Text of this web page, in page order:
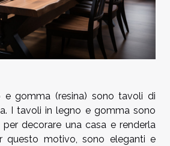
e gomma (resina) sono tavoli di
I tavoli in legno e gomma sono
decorare una casa e renderla
questo motivo, sono eleganti e